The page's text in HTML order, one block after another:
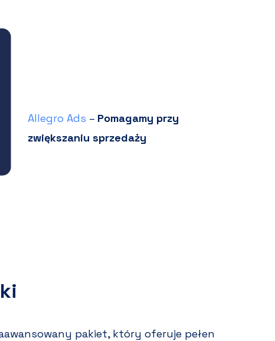
Allegro Ads – Pomagamy przy
zwiększaniu sprzedaży
pakiet, który oferuje pełen